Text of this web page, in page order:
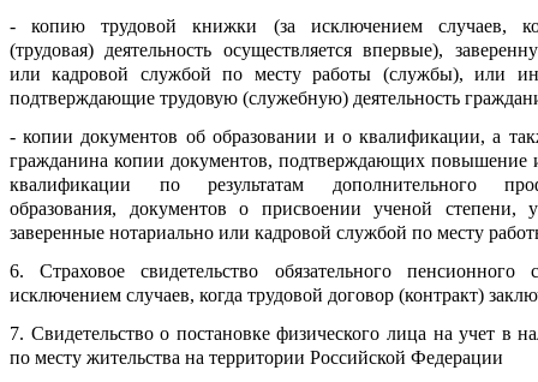
- копию трудовой книжки (за исключением случаев,
(трудовая) деятельность осуществляется впервые),
или кадровой службой по месту работы (службы), или
подтверждающие трудовую (служебную) деятельность
- копии документов об образовании и о квалификации, а
гражданина копии документов, подтверждающих повышение
квалификации по результатам дополнительного
образования, документов о присвоении ученой степени,
заверенные нотариально или кадровой службой по месту
6. Страховое свидетельство обязательного пенсионного
исключением случаев, когда трудовой договор (контракт)
7. Свидетельство о постановке физического лица на учет в
по месту жительства на территории Российской Федерации